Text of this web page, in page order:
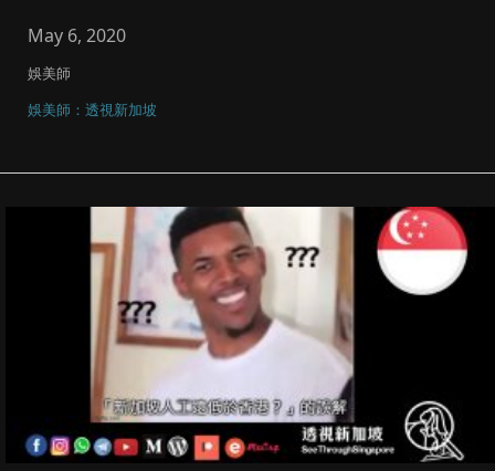
May 6, 2020
娛美師
娛美師：透視新加坡